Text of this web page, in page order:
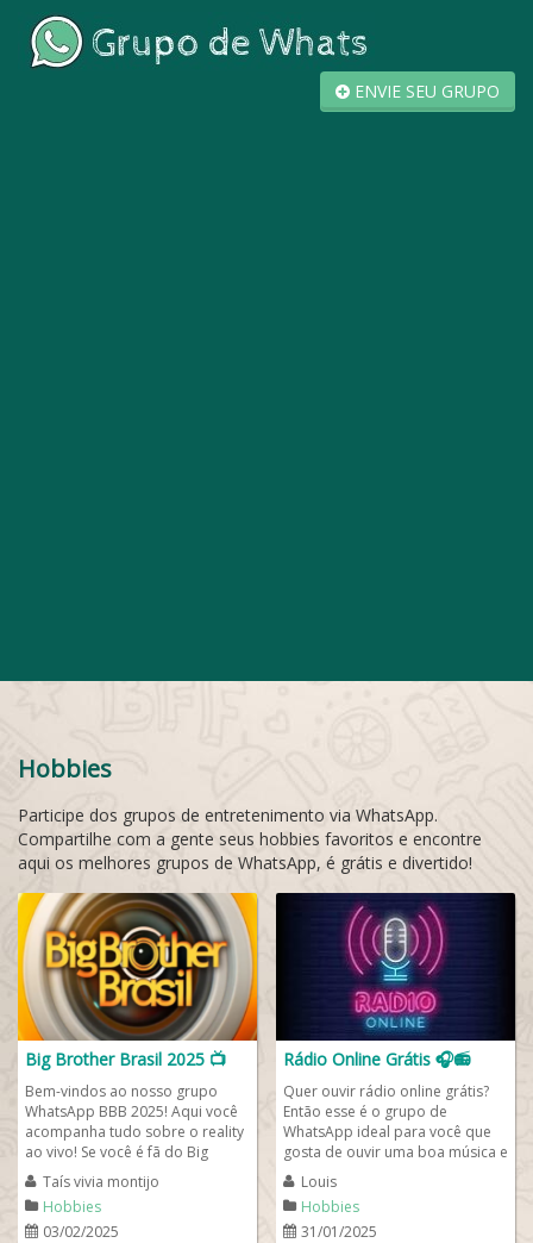
ENVIE SEU GRUPO
Hobbies
Participe dos grupos de entretenimento via WhatsApp.
Compartilhe com a gente seus hobbies favoritos e encontre
aqui os melhores grupos de WhatsApp, é grátis e divertido!
Big Brother Brasil 2025 📺
Bem-vindos ao nosso grupo
WhatsApp BBB 2025! Aqui você
acompanha tudo sobre o reality
ao vivo! Se você é fã do Big
Brother Brasil 2025 (BBB 25) e
quer...
Taís vivia montijo
Hobbies
03/02/2025
Rádio Online Grátis 🎧📻
Quer ouvir rádio online grátis?
Então esse é o grupo de
WhatsApp ideal para você que
gosta de ouvir uma boa música e
se manter sempre informado
com as...
Louis
Hobbies
31/01/2025